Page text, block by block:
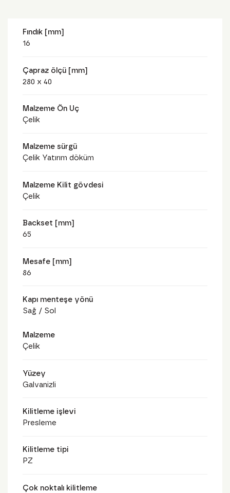
Fındık [mm]
16
Çapraz ölçü [mm]
280 x 40
Malzeme Ön Uç
Çelik
Malzeme sürgü
Çelik Yatırım döküm
Malzeme Kilit gövdesi
Çelik
Backset [mm]
65
Mesafe [mm]
86
Kapı menteşe yönü
Sağ / Sol
Malzeme
Çelik
Yüzey
Galvanizli
Kilitleme işlevi
Presleme
Kilitleme tipi
PZ
Çok noktalı kilitleme